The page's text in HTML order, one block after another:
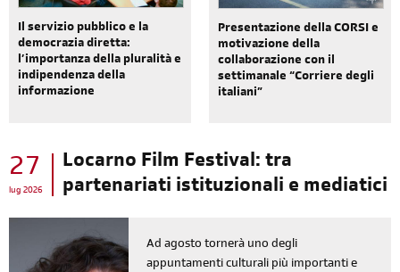
Il servizio pubblico e la
democrazia diretta:
l’importanza della pluralità e
indipendenza della
informazione
Presentazione della CORSI e
motivazione della
collaborazione con il
settimanale “Corriere degli
italiani”
27
lug 2026
Locarno Film Festival: tra
partenariati istituzionali e mediatici
Ad agosto tornerà uno degli
appuntamenti culturali più importanti e